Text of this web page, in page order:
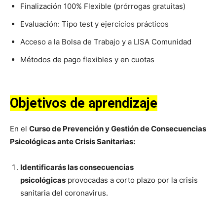
Finalización 100% Flexible (prórrogas gratuitas)
Evaluación: Tipo test y ejercicios prácticos
Acceso a la Bolsa de Trabajo y a LISA Comunidad
Métodos de pago flexibles y en cuotas
Objetivos de aprendizaje
En el Curso de Prevención y Gestión de Consecuencias
Psicológicas ante Crisis Sanitarias:
Identificarás las consecuencias
psicológicas provocadas a corto plazo por la crisis
sanitaria del coronavirus.